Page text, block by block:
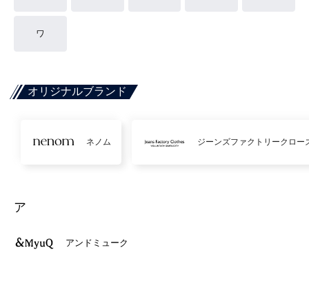
ワ
オリジナルブランド
ネノム ジーンズファクトリークロー
ア
アンドミューク